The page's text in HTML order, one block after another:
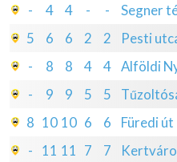
-
4 4 - -
Segner
5
6 6 2 2
Pesti
-
8 8 4 4 Alföldi
-
9 9 5 5
8 10 10 6 6
Füredi út
-
11 11 7 7